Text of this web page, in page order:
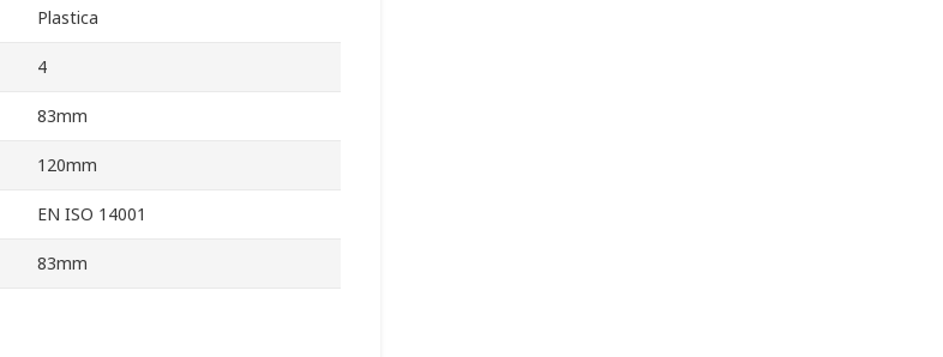
Plastica
4
83mm
120mm
EN ISO 14001
83mm